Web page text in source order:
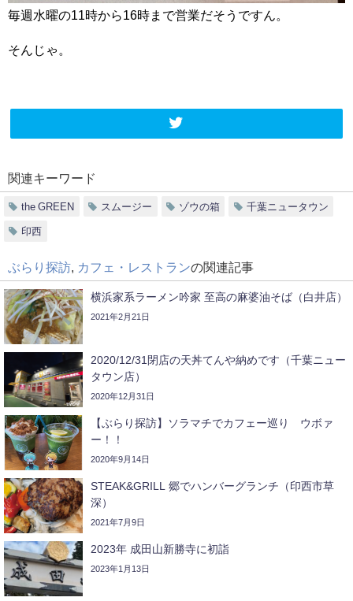
毎週水曜の11時から16時まで営業だそうですん。
そんじゃ。
関連キーワード
the GREEN スムージー ゾウの箱 千葉ニュータウン
印西
ぶらり探訪 カフェ・レストランの関連記事
横浜家系ラーメン吟家 至高の麻婆油そば（白井店）
2021年2月21日
2020/12/31閉店の天丼てんや納めです（千葉ニュー
タウン店）
2020年12月31日
【ぶらり探訪】ソラマチでカフェー巡り ウボァ
ー！！
2020年9月14日
STEAK&GRILL 郷でハンバーグランチ（印西市草
深）
2021年7月9日
2023年 成田山新勝寺に初詣
2023年1月13日